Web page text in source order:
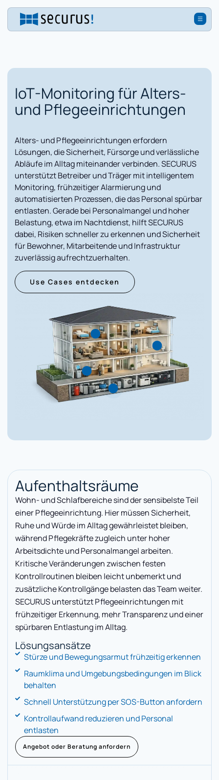
IoT-Monitoring für Alters-
und Pflegeeinrichtungen
Alters- und Pflegeeinrichtungen erfordern
Lösungen, die Sicherheit, Fürsorge und verlässliche
Abläufe im Alltag miteinander verbinden. SECURUS
unterstützt Betreiber und Träger mit intelligentem
Monitoring, frühzeitiger Alarmierung und
automatisierten Prozessen, die das Personal spürbar
entlasten. Gerade bei Personalmangel und hoher
Belastung, etwa im Nachtdienst, hilft SECURUS
dabei, Risiken schneller zu erkennen und Sicherheit
für Bewohner, Mitarbeitende und Infrastruktur
zuverlässig aufrechtzuerhalten.
Use Cases entdecken
Aufenthaltsräume
Wohn- und Schlafbereiche sind der sensibelste Teil
einer Pflegeeinrichtung. Hier müssen Sicherheit,
Ruhe und Würde im Alltag gewährleistet bleiben,
während Pflegekräfte zugleich unter hoher
Arbeitsdichte und Personalmangel arbeiten.
Kritische Veränderungen zwischen festen
Kontrollroutinen bleiben leicht unbemerkt und
zusätzliche Kontrollgänge belasten das Team weiter.
SECURUS unterstützt Pflegeeinrichtungen mit
frühzeitiger Erkennung, mehr Transparenz und einer
spürbaren Entlastung im Alltag.
Lösungsansätze
Stürze und Bewegungsarmut frühzeitig erkennen
Raumklima und Umgebungsbedingungen im Blick
behalten
Schnell Unterstützung per SOS-Button anfordern
Kontrollaufwand reduzieren und Personal
entlasten
Angebot oder Beratung anfordern